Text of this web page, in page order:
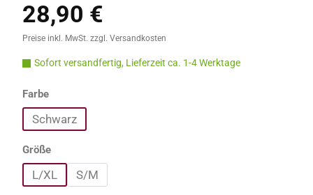
Regulärer Preis:
28,90 €
Preise inkl. MwSt. zzgl. Versandkosten
Sofort versandfertig, Lieferzeit ca. 1-4 Werktage
Farbeauswählen
Schwarz
Größeauswählen
L/XL S/M